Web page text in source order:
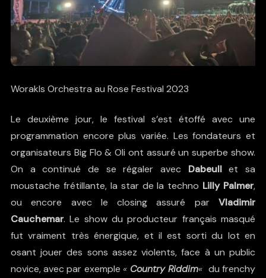
Worakls Orchestra au Rose Festival 2023
Le deuxième jour, le festival s’est étoffé avec une
programmation encore plus variée. Les fondateurs et
organisateurs Big Flo & Oli ont assuré un superbe show.
On a continué de se régaler avec Dabeullet sa
moustache frétillante, la star de la techno Lilly Palmer,
ou encore avec le closing assuré parVladimir
Cauchemar. Le show du producteur français masqué
fut vraiment très énergique, et il est sorti du lot en
osant jouer des sons assez violents, face à un public
novice, avec par exemple « Country Riddim« du frenchy